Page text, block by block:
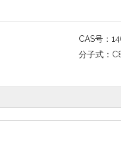
CAS号：
分子式：